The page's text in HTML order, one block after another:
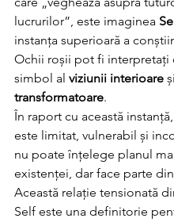
lucrurilor”, este imaginea
instanța superioară a
Ochii roșii pot fi interpretați
simbol al viziunii interioare
transformatoare.
În raport cu această
este limitat, vulnerabil și
nu poate înțelege planul
existenței, dar face parte
Această relație tensionată
Self este una definitorie